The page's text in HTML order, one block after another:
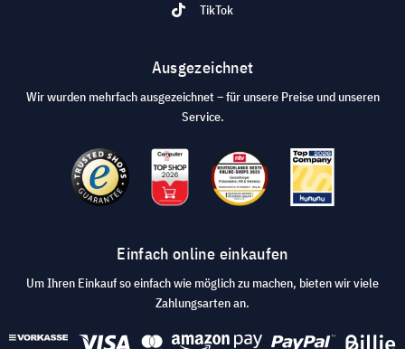
TikTok
Ausgezeichnet
Wir wurden mehrfach ausgezeichnet – für unsere Preise und unseren
Service.
Einfach online einkaufen
Um Ihren Einkauf so einfach wie möglich zu machen, bieten wir viele
Zahlungsarten an.